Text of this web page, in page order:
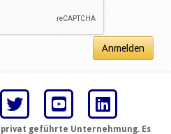
Anmelden
geführte Unternehmung. Es